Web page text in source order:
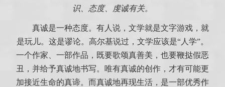
识、态度、虔诚有关。
真诚是一种态度。有人说，文学就是文字游戏，就
是玩儿。这是谬论。高尔基说过，文学应该是“人学”。
一个作家、一部作品，既要歌颂真善美，也要鞭挞假恶
丑，并给予真诚地书写。唯有真诚的创作，才有可能更
加接近生命的真谛。而真诚地再现生活，是一部优秀作